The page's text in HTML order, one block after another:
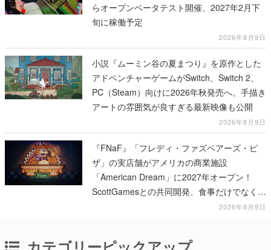
らオープンベータテスト開催、2027年2月下
旬に稼働予定
2026年8月9日
小説『ムーミン谷の夏まつり』を原作とした
アドベンチャーゲームがSwitch、Switch 2、
PC（Steam）向けに2026年秋発売へ。手描き
アートの雰囲気が良すぎる最新映像も公開
2026年8月9日
『FNaF』「フレディ・ファズベアーズ・ピ
ザ」の実店舗がアメリカの商業施設
「American Dream」に2027年オープン！
ScottGamesとの共同開発、食事だけでなくス
テージショーや没入型のホラー体験も楽しめ
2026年8月9日